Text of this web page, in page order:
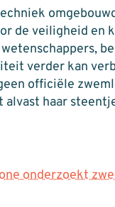
de veiligheid en
verder kan
officiële
haar
onderzoekt